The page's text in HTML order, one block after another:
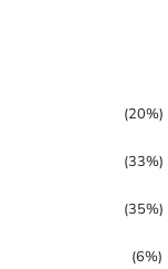
(20%)
(33%)
(35%)
(6%)